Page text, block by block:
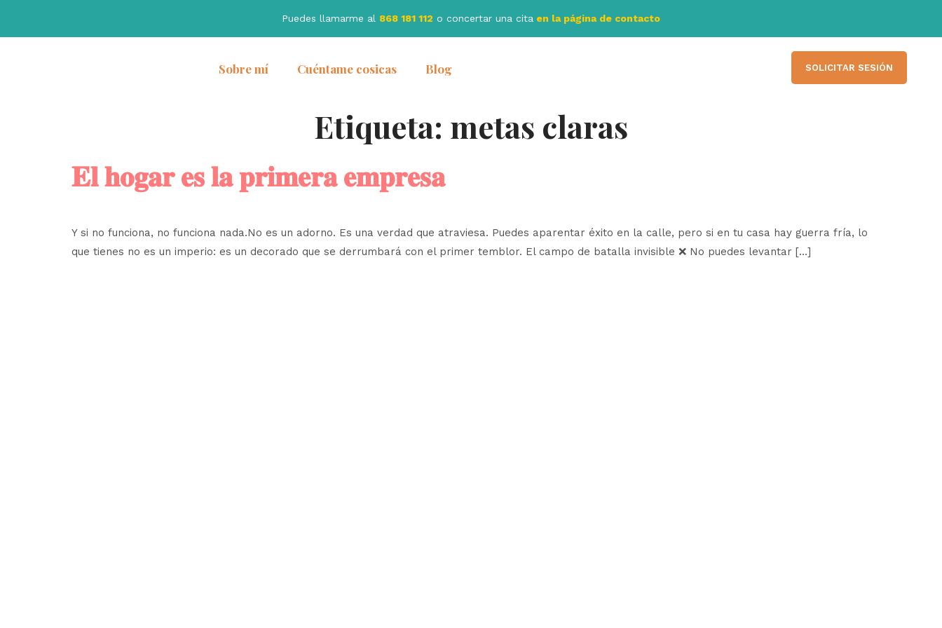
Puedes llamarme al 868 181 112 o concertar una cita en la página de contacto
Sobre mí Cuéntame cosicas Blog SOLICITAR SESIÓN
Etiqueta: metas claras
𝐄𝐥 𝐡𝐨𝐠𝐚𝐫 𝐞𝐬 𝐥𝐚 𝐩𝐫𝐢𝐦𝐞𝐫𝐚 𝐞𝐦𝐩𝐫𝐞𝐬𝐚
Y si no funciona, no funciona nada.No es un adorno. Es una verdad que atraviesa. Puedes aparentar éxito en la calle, pero si en tu casa hay guerra fría, lo
que tienes no es un imperio: es un decorado que se derrumbará con el primer temblor. El campo de batalla invisible ❌ No puedes levantar […]